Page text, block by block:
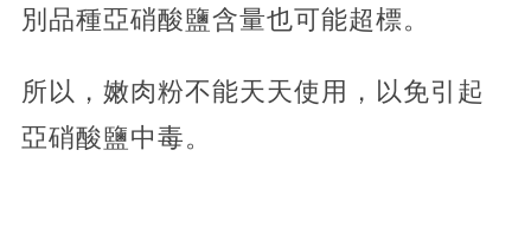
別品種亞硝酸鹽含量也可能超標。
所以，嫩肉粉不能天天使用，以免引起
亞硝酸鹽中毒。